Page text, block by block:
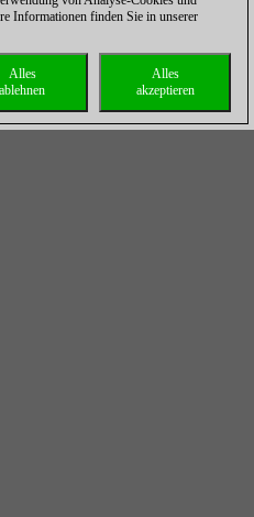
Informationen finden Sie in unserer
Alles
akzeptieren
Alles
ablehnen